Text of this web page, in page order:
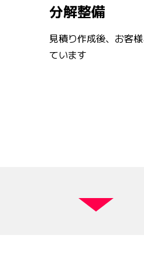
分解整備
見積り作成後、お客
ています